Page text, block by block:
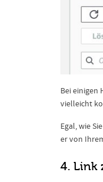
Bei einigen
vielleicht
Egal, wie
er von
4. Link